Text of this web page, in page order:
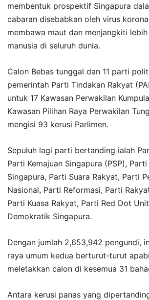
membentuk prospektif Singapura
cabaran disebabkan oleh virus
membawa maut dan menjangkiti
manusia di seluruh dunia.
Calon Bebas tunggal dan 11 parti
pemerintah Parti Tindakan Rakyat
untuk 17 Kawasan Perwakilan
Kawasan Pilihan Raya Perwakilan
mengisi 93 kerusi Parlimen.
Sepuluh lagi parti bertanding ialah
Parti Kemajuan Singapura (PSP),
Singapura, Parti Suara Rakyat, Parti
Nasional, Parti Reformasi, Parti
Parti Kuasa Rakyat, Parti Red Dot
Demokratik Singapura.
Dengan jumlah 2,653,942 pengundi,
raya umum kedua berturut-turut
meletakkan calon di kesemua 31
Antara kerusi panas yang